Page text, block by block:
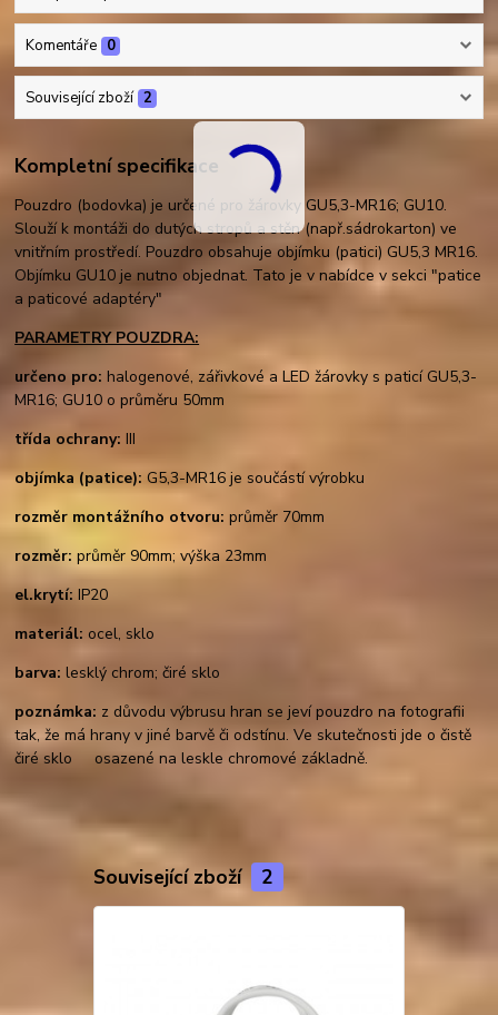
Komentáře 0
Související zboží 2
Kompletní specifikace
Pouzdro (bodovka) je určené pro žárovky GU5,3-MR16; GU10.
Slouží k montáži do dutých stropů a stěn (např.sádrokarton) ve
vnitřním prostředí. Pouzdro obsahuje objímku (patici) GU5,3 MR16.
Objímku GU10 je nutno objednat. Tato je v nabídce v sekci "patice
a paticové adaptéry"
PARAMETRY POUZDRA:
určeno pro:halogenové, zářivkové a LED žárovky s paticí GU5,3-
MR16; GU10 o průměru 50mm
třída ochrany: III
objímka (patice):G5,3-MR16 je součástí výrobku
rozměr montážního otvoru:průměr 70mm
rozměr: průměr 90mm; výška 23mm
el.krytí: IP20
materiál: ocel, sklo
barva:lesklý chrom; čiré sklo
poznámka: z důvodu výbrusu hran se jeví pouzdro na fotografii
tak, že má hrany v jiné barvě či odstínu. Ve skutečnosti jde o čistě
čiré sklo osazené na leskle chromové základně.
Související zboží 2